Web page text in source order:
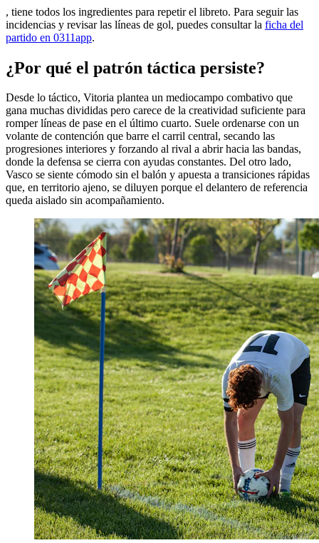
, tiene todos los ingredientes para repetir el libreto. Para seguir las
incidencias y revisar las líneas de gol, puedes consultar la ficha del
partido en 0311app.
¿Por qué el patrón táctica persiste?
Desde lo táctico, Vitoria plantea un mediocampo combativo que
gana muchas divididas pero carece de la creatividad suficiente para
romper líneas de pase en el último cuarto. Suele ordenarse con un
volante de contención que barre el carril central, secando las
progresiones interiores y forzando al rival a abrir hacia las bandas,
donde la defensa se cierra con ayudas constantes. Del otro lado,
Vasco se siente cómodo sin el balón y apuesta a transiciones rápidas
que, en territorio ajeno, se diluyen porque el delantero de referencia
queda aislado sin acompañamiento.